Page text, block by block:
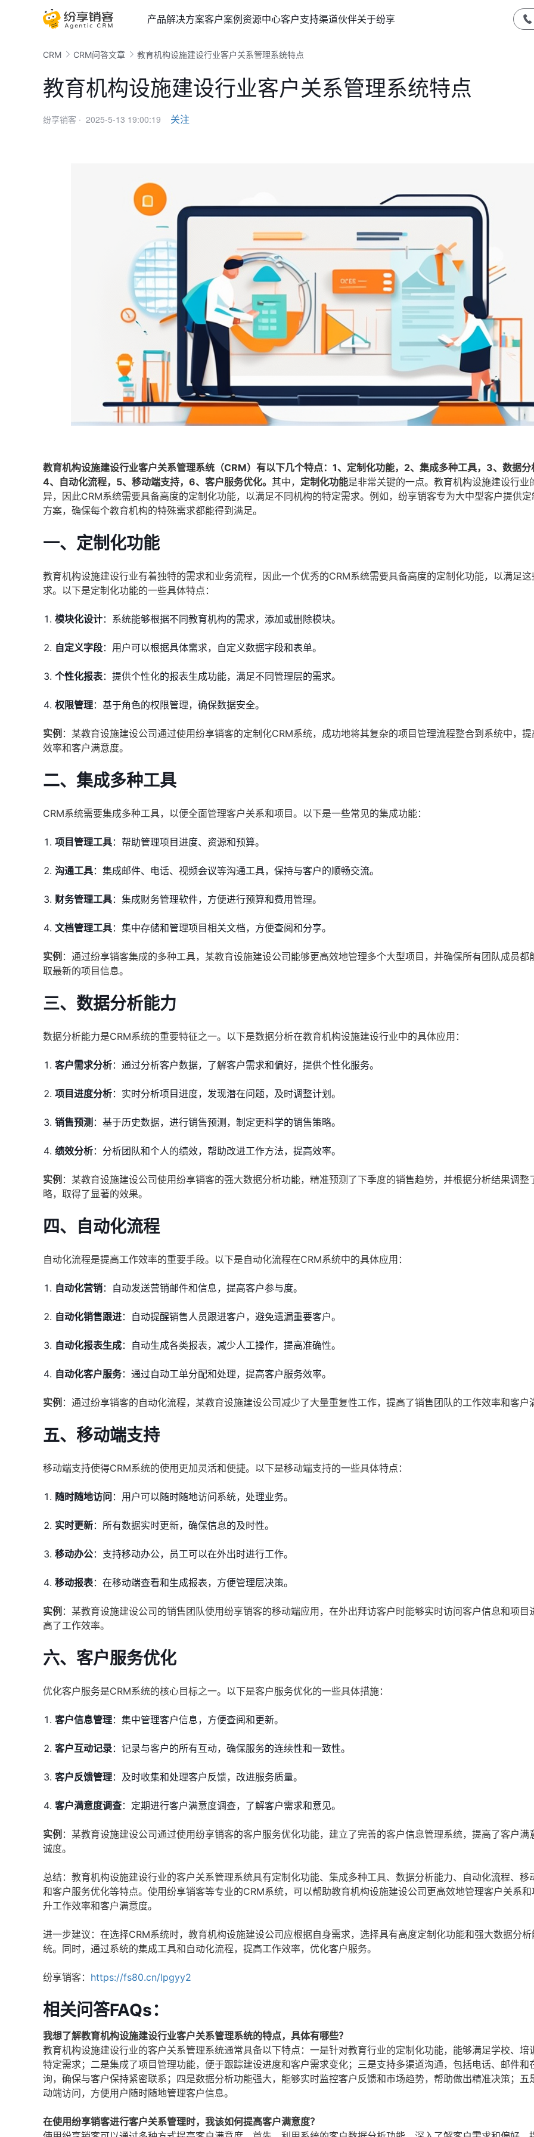
产品解决方案客户案例资源中心客户支持渠道伙伴关于纷享
CRM CRM问答文章 教育机构设施建设行业客户关系管理系统特点
教育机构设施建设行业客户关系管理系统特点
纷享销客 · 2025-5-13 19:00:19 关注
教育机构设施建设行业客户关系管理系统（CRM）有以下几个特点：1、定制化功能，2、集成多种工具，3、数据分
4、自动化流程，5、移动端支持，6、客户服务优化。 其中， 定制化功能是非常关键的一点。教育机构设施建设行业
异，因此CRM系统需要具备高度的定制化功能，以满足不同机构的特定需求。例如，纷享销客专为大中型客户提供
方案，确保每个教育机构的特殊需求都能得到满足。
一、定制化功能
教育机构设施建设行业有着独特的需求和业务流程，因此一个优秀的CRM系统需要具备高度的定制化功能，以满足
求。以下是定制化功能的一些具体特点：
模块化设计：系统能够根据不同教育机构的需求，添加或删除模块。
自定义字段：用户可以根据具体需求，自定义数据字段和表单。
个性化报表：提供个性化的报表生成功能，满足不同管理层的需求。
权限管理：基于角色的权限管理，确保数据安全。
实例 ：某教育设施建设公司通过使用纷享销客的定制化CRM系统，成功地将其复杂的项目管理流程整合到系统中，
效率和客户满意度。
二、集成多种工具
CRM系统需要集成多种工具，以便全面管理客户关系和项目。以下是一些常见的集成功能：
项目管理工具：帮助管理项目进度、资源和预算。
沟通工具：集成邮件、电话、视频会议等沟通工具，保持与客户的顺畅交流。
财务管理工具：集成财务管理软件，方便进行预算和费用管理。
文档管理工具：集中存储和管理项目相关文档，方便查阅和分享。
实例 ：通过纷享销客集成的多种工具，某教育设施建设公司能够更高效地管理多个大型项目，并确保所有团队成员都
取最新的项目信息。
三、数据分析能力
数据分析能力是CRM系统的重要特征之一。以下是数据分析在教育机构设施建设行业中的具体应用：
客户需求分析：通过分析客户数据，了解客户需求和偏好，提供个性化服务。
项目进度分析：实时分析项目进度，发现潜在问题，及时调整计划。
销售预测 ：基于历史数据，进行销售预测，制定更科学的销售策略。
绩效分析：分析团队和个人的绩效，帮助改进工作方法，提高效率。
实例 ：某教育设施建设公司使用纷享销客的强大数据分析功能，精准预测了下季度的销售趋势，并根据分析结果调整
略，取得了显著的效果。
四、自动化流程
自动化流程是提高工作效率的重要手段。以下是自动化流程在CRM系统中的具体应用：
自动化营销：自动发送营销邮件和信息，提高客户参与度。
自动化销售跟进：自动提醒销售人员跟进客户，避免遗漏重要客户。
自动化报表生成：自动生成各类报表，减少人工操作，提高准确性。
自动化客户服务：通过自动工单分配和处理，提高客户服务效率。
实例 ：通过纷享销客的自动化流程，某教育设施建设公司减少了大量重复性工作，提高了销售团队的工作效率和客户
五、移动端支持
移动端支持使得CRM系统的使用更加灵活和便捷。以下是移动端支持的一些具体特点：
随时随地访问 ：用户可以随时随地访问系统，处理业务。
实时更新：所有数据实时更新，确保信息的及时性。
移动办公：支持移动办公，员工可以在外出时进行工作。
移动报表：在移动端查看和生成报表，方便管理层决策。
实例 ：某教育设施建设公司的销售团队使用纷享销客的移动端应用，在外出拜访客户时能够实时访问客户信息和项目
高了工作效率。
六、客户服务优化
优化客户服务是CRM系统的核心目标之一。以下是客户服务优化的一些具体措施：
客户信息管理：集中管理客户信息，方便查阅和更新。
客户互动记录：记录与客户的所有互动，确保服务的连续性和一致性。
客户反馈管理：及时收集和处理客户反馈，改进服务质量。
客户满意度调查：定期进行客户满意度调查，了解客户需求和意见。
实例 ：某教育设施建设公司通过使用纷享销客的客户服务优化功能，建立了完善的客户信息管理系统，提高了客户满
诚度。
总结：教育机构设施建设行业的客户关系管理系统具有定制化功能、集成多种工具、数据分析能力、自动化流程、移
和客户服务优化等特点。使用纷享销客等专业的CRM系统，可以帮助教育机构设施建设公司更高效地管理客户关系
升工作效率和客户满意度。
进一步建议：在选择CRM系统时，教育机构设施建设公司应根据自身需求，选择具有高度定制化功能和强大数据分
统。同时，通过系统的集成工具和自动化流程，提高工作效率，优化客户服务。
纷享销客： https://fs80.cn/lpgyy2
相关问答FAQs：
我想了解教育机构设施建设行业客户关系管理系统的特点，具体有哪些？
教育机构设施建设行业的客户关系管理系统通常具备以下特点：一是针对教育行业的定制化功能，能够满足学校、培
特定需求；二是集成了项目管理功能，便于跟踪建设进度和客户需求变化；三是支持多渠道沟通，包括电话、邮件和
询，确保与客户保持紧密联系；四是数据分析功能强大，能够实时监控客户反馈和市场趋势，帮助做出精准决策；五
动端访问，方便用户随时随地管理客户信息。
在使用纷享销客进行客户关系管理时，我该如何提高客户满意度？